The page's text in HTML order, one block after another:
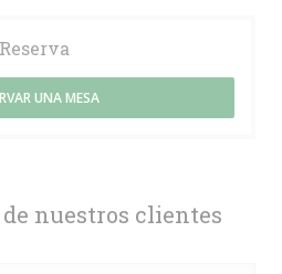
nuestros clientes
Reserva
UNA MESA